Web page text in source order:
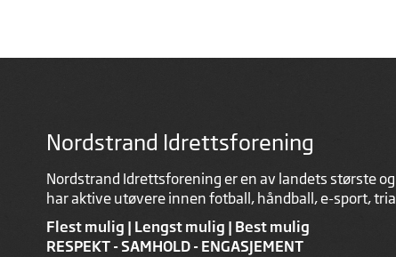
Nordstrand Idrettsforening
Nordstrand Idrettsforening er en av landets største
har aktive utøvere innen fotball, håndball, e-sport,
Flest mulig | Lengst mulig | Best mulig
RESPEKT - SAMHOLD - ENGASJEMENT